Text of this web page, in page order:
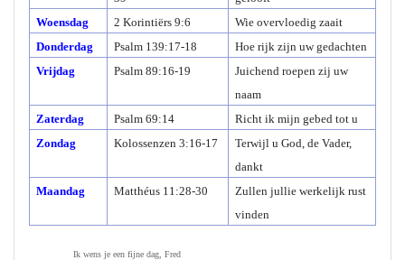
Woensdag
2 Korintiërs 9:6
Wie overvloedig zaait
Donderdag
Psalm 139:17-18
Hoe rijk zijn uw gedachten
Vrijdag
Psalm 89:16-19
Juichend roepen zij uw
naam
Zaterdag
Psalm 69:14
Richt ik mijn gebed tot u
Zondag
Kolossenzen 3:16-17
Terwijl u God, de Vader,
dankt
Maandag
Matthéus 11:28-30
Zullen jullie werkelijk rust
vinden
Ik wens je een fijne dag, Fred